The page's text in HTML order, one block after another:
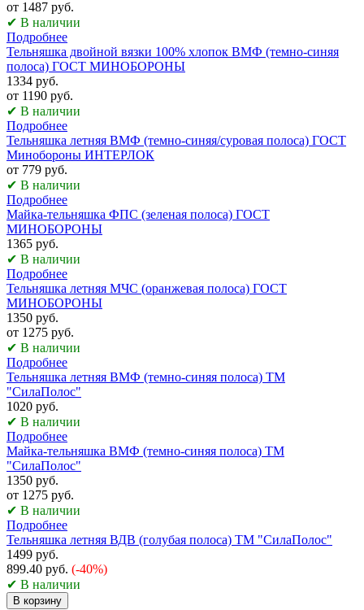
от 1487 руб.
✔ В наличии
Подробнее
Тельняшка двойной вязки 100% хлопок ВМФ (темно-синяя
полоса) ГОСТ МИНОБОРОНЫ
1334 руб.
от 1190 руб.
✔ В наличии
Подробнее
Тельняшка летняя ВМФ (темно-синяя/суровая полоса) ГОСТ
Минобороны ИНТЕРЛОК
от 779 руб.
✔ В наличии
Подробнее
Майка-тельняшка ФПС (зеленая полоса) ГОСТ
МИНОБОРОНЫ
1365 руб.
✔ В наличии
Подробнее
Тельняшка летняя МЧС (оранжевая полоса) ГОСТ
МИНОБОРОНЫ
1350 руб.
от 1275 руб.
✔ В наличии
Подробнее
Тельняшка летняя ВМФ (темно-синяя полоса) ТМ
"СилаПолос"
1020 руб.
✔ В наличии
Подробнее
Майка-тельняшка ВМФ (темно-синяя полоса) ТМ
"СилаПолос"
1350 руб.
от 1275 руб.
✔ В наличии
Подробнее
Тельняшка летняя ВДВ (голубая полоса) ТМ "СилаПолос"
1499 руб.
899.40 руб. (-40%)
✔ В наличии
В корзину